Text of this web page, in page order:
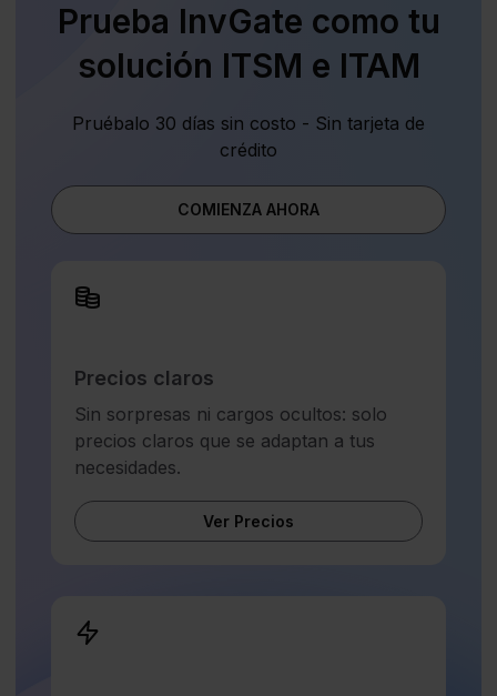
Prueba InvGate como tu
solución ITSM e ITAM
Pruébalo 30 días sin costo - Sin tarjeta de
crédito
COMIENZA AHORA
Precios claros
Sin sorpresas ni cargos ocultos: solo
precios claros que se adaptan a tus
necesidades.
Ver Precios